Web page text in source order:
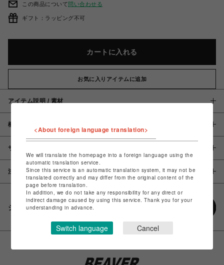
この商品について問い合わせる
ギフト：ラッピング不可
カートに入れる
お気に入りアイテムに追加
アイテム説明 / 素材
概要
サイズ
注意事項
シェアする
<About foreign language translation>
We will translate the homepage into a foreign language using the
automatic translation service.
Since this service is an automatic translation system, it may not be
translated correctly and may differ from the original content of the
page before translation.
In addition, we do not take any responsibility for any direct or
indirect damage caused by using this service. Thank you for your
understanding in advance.
Switch language Cancel